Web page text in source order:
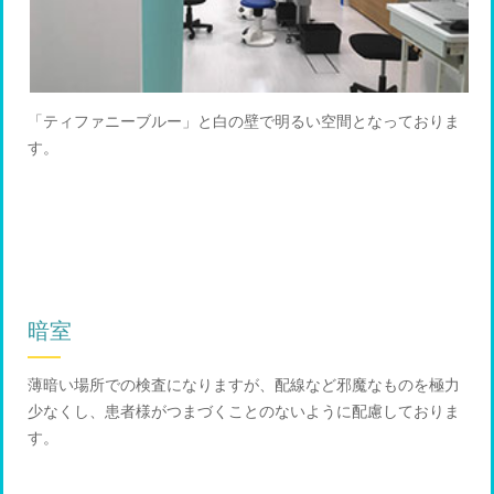
「ティファニーブルー」と白の壁で明るい空間となっておりま
す。
暗室
薄暗い場所での検査になりますが、配線など邪魔なものを極力
少なくし、患者様がつまづくことのないように配慮しておりま
す。